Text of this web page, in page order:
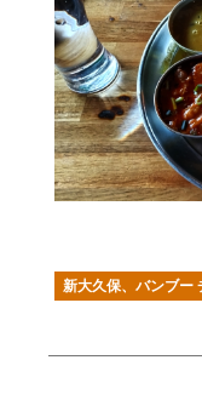
新大久保、バンブー